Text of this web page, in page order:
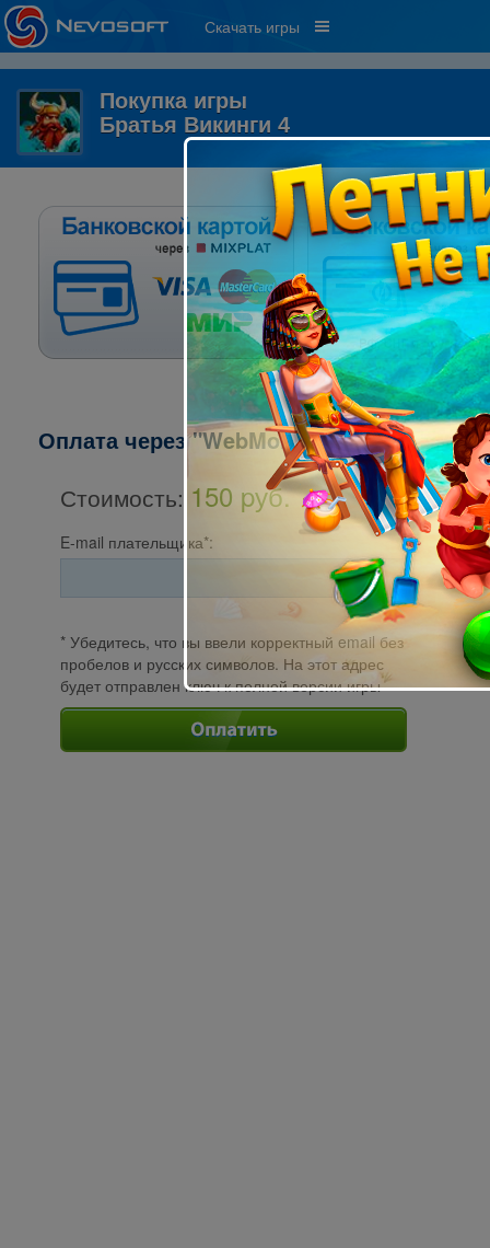
Скачать игры
Покупка игры
Братья Викинги 4
Оплата через "WebMoney":
Стоимость: 150 pуб.
E-mail плательщика*:
* Убедитесь, что вы ввели корректный email без
пробелов и русских символов. На этот адрес
будет отправлен ключ к полной версии игры